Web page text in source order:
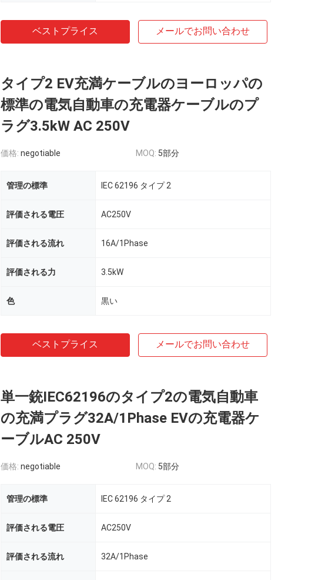
ベストプライス メールでお問い合わせ
タイプ2 EV充満ケーブルのヨーロッパの
標準の電気自動車の充電器ケーブルのプ
ラグ3.5kW AC 250V
価格: negotiable MOQ: 5部分
管理の標準 IEC 62196 タイプ 2
評価される電圧 AC250V
評価される流れ 16A/1Phase
評価される力 3.5kW
色 黒い
ベストプライス メールでお問い合わせ
単一銃IEC62196のタイプ2の電気自動車
の充満プラグ32A/1Phase EVの充電器ケ
ーブルAC 250V
価格: negotiable MOQ: 5部分
管理の標準 IEC 62196 タイプ 2
評価される電圧 AC250V
評価される流れ 32A/1Phase